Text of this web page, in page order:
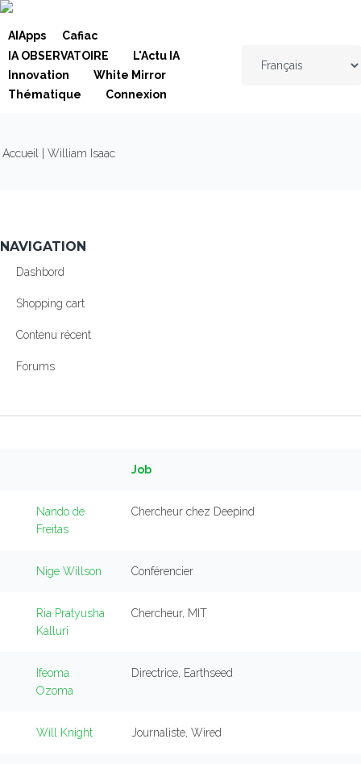
Skip to navigation
Aller au contenu principal
AIApps
Cafiac
IA OBSERVATOIRE
L'Actu IA
Innovation
White Mirror
Thématique
Connexion
VOUS ÊTES ICI
Accueil | William Isaac
NAVIGATION
Dashbord
Shopping cart
Contenu récent
Forums
Job
Nando de
Freitas
Chercheur chez Deepind
Nige Willson Conférencier
Ria Pratyusha
Kalluri
Chercheur, MIT
Ifeoma
Ozoma
Directrice, Earthseed
Will Knight Journaliste, Wired